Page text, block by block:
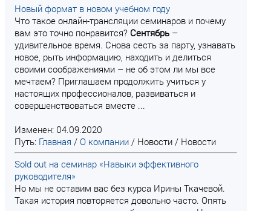
Новый формат в новом учебном году
Что такое онлайн-трансляции семинаров и почему
вам это точно понравится? Сентябрь –
удивительное время. Снова сесть за парту, узнавать
новое, рыть информацию, находить и делиться
своими соображениями – не об этом ли мы все
мечтаем? Приглашаем продолжить учиться у
настоящих профессионалов, развиваться и
совершенствоваться вместе ...
Изменен: 04.09.2020
Путь: Главная / О компании / Новости / Новости
Sold out на семинар «Навыки эффективного
руководителя»
Но мы не оставим вас без курса Ирины Ткачевой.
Такая история повторяется довольно часто. Опять